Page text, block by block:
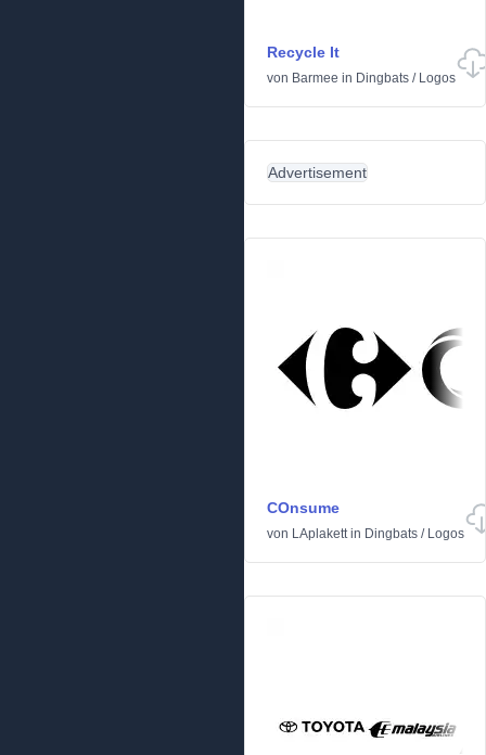
Recycle It
von Barmee in Dingbats / Logos
Advertisement
COnsume
von LAplakettin Dingbats / Logos